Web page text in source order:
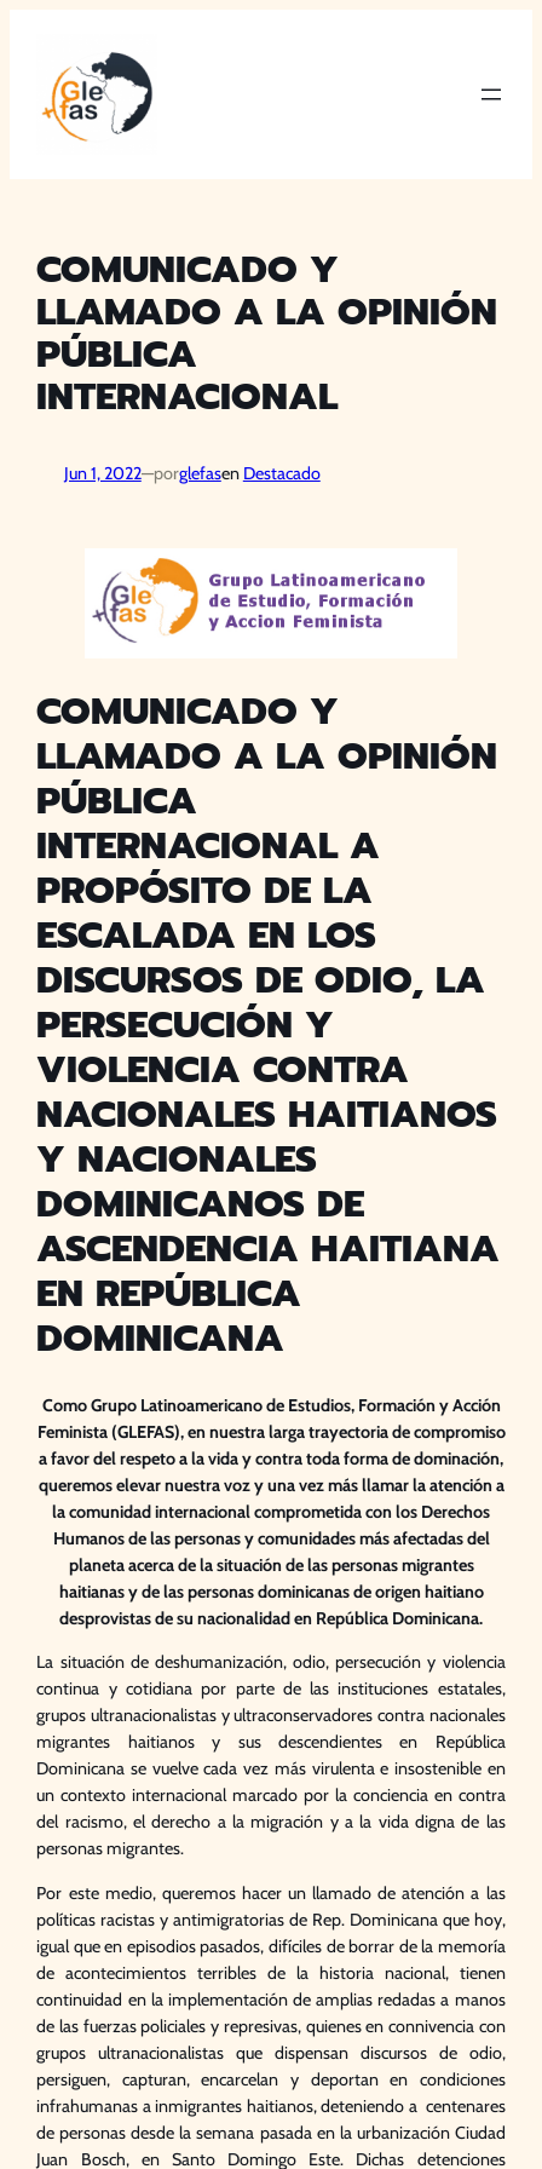
contenido
COMUNICADO Y
LLAMADO A LA OPINIÓN
PÚBLICA
INTERNACIONAL
Jun 1, 2022—porglefasen Destacado
COMUNICADO Y
LLAMADO A LA OPINIÓN
PÚBLICA
INTERNACIONAL A
PROPÓSITO DE LA
ESCALADA EN LOS
DISCURSOS DE ODIO, LA
PERSECUCIÓN Y
VIOLENCIA CONTRA
NACIONALES HAITIANOS
Y NACIONALES
DOMINICANOS DE
ASCENDENCIA HAITIANA
EN REPÚBLICA
DOMINICANA
Como Grupo Latinoamericano de Estudios, Formación y Acción
Feminista (GLEFAS), en nuestra larga trayectoria de compromiso
a favor del respeto a la vida y contra toda forma de dominación,
queremos elevar nuestra voz y una vez más llamar la atención a
la comunidad internacional comprometida con los Derechos
Humanos de las personas y comunidades más afectadas del
planeta acerca de la situación de las personas migrantes
haitianas y de las personas dominicanas de origen haitiano
desprovistas de su nacionalidad en República Dominicana.
La situación de deshumanización, odio, persecución y violencia
continua y cotidiana por parte de las instituciones estatales,
grupos ultranacionalistas y ultraconservadores contra nacionales
migrantes haitianos y sus descendientes en República
Dominicana se vuelve cada vez más virulenta e insostenible en
un contexto internacional marcado por la conciencia en contra
del racismo, el derecho a la migración y a la vida digna de las
personas migrantes.
Por este medio, queremos hacer un llamado de atención a las
políticas racistas y antimigratorias de Rep. Dominicana que hoy,
igual que en episodios pasados, difíciles de borrar de la memoría
de acontecimientos terribles de la historia nacional, tienen
continuidad en la implementación de amplias redadas a manos
de las fuerzas policiales y represivas, quienes en connivencia con
grupos ultranacionalistas que dispensan discursos de odio,
persiguen, capturan, encarcelan y deportan en condiciones
infrahumanas a inmigrantes haitianos, deteniendo a centenares
de personas desde la semana pasada en la urbanización Ciudad
Juan Bosch, en Santo Domingo Este. Dichas detenciones